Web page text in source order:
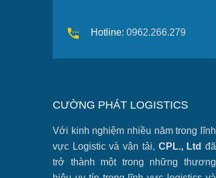
Hotline: 0962.266.279
CƯỜNG PHÁT LOGISTICS
Với kinh nghiệm nhiều năm trong lĩnh
vực Logistic và vận tải, CPL., Ltd đã
trở thành một trong những thương